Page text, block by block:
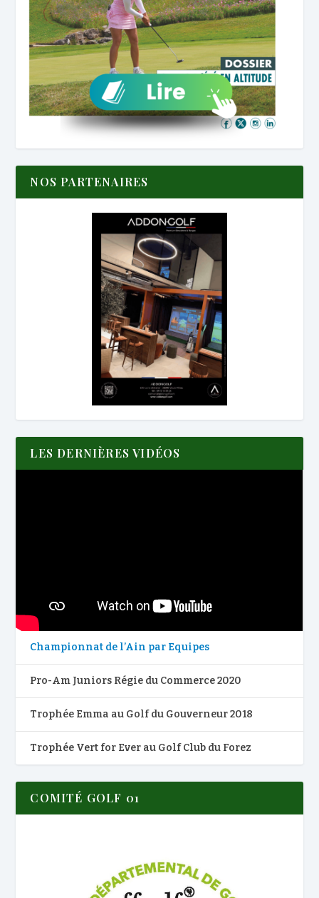
NOS PARTENAIRES
LES DERNIÈRES VIDÉOS
Championnat de l’Ain par Equipes
Pro-Am Juniors Régie du Commerce 2020
Trophée Emma au Golf du Gouverneur 2018
Trophée Vert for Ever au Golf Club du Forez
COMITÉ GOLF 01